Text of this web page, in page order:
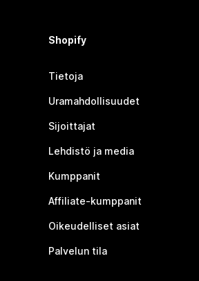
Shopify
Tietoja
Uramahdollisuudet
Sijoittajat
Lehdistö ja media
Kumppanit
Affiliate-kumppanit
Oikeudelliset asiat
Palvelun tila